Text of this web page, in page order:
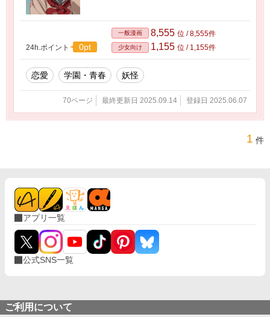
24h.ポイント 0pt
一般漫画 8,555 位 / 8,555件
少女向け 1,155 位 / 1,155件
恋愛 学園・青春 妖怪
70ページ 最終更新日 2025.09.14 登録日 2025.06.07
1 件
アプリ一覧
公式SNS一覧
ご利用について